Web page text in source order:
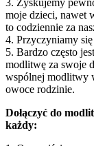
moje dzieci, nawet
to codziennie za
4. Przyczyniamy
5. Bardzo często
modlitwę za swoje
wspólnej modlitwy
owoce rodzinie.
Dołączyć do
każdy: